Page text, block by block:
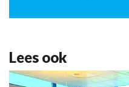
Lees ook